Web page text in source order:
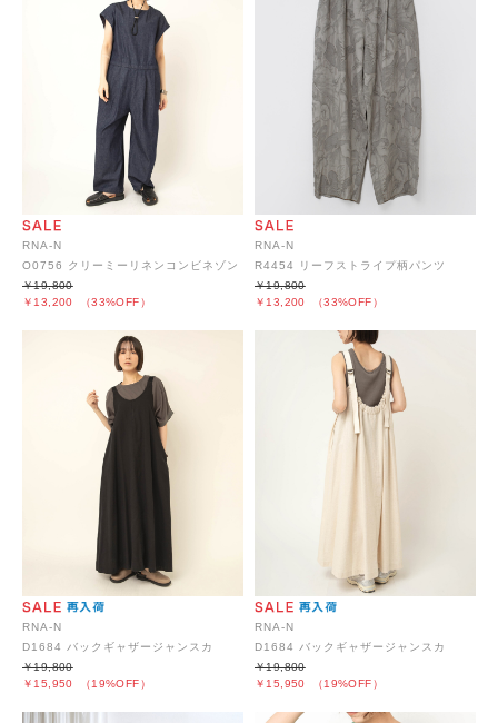
RNA-N
O0756 クリーミーリネンコンビネゾン
￥13,200 （33%OFF）
￥19,800
RNA-N
R4454 リーフストライプ柄パンツ
￥13,200 （33%OFF）
￥19,800
RNA-N
D1684 バックギャザージャンスカ
￥15,950 （19%OFF）
￥19,800
RNA-N
D1684 バックギャザージャンスカ
￥15,950 （19%OFF）
￥19,800